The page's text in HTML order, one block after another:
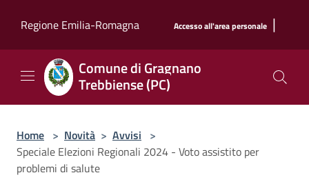
Regione Emilia-Romagna
Accesso all'area personale |
Comune di Gragnano
Trebbiense (PC)
Home > Novità > Avvisi >
Speciale Elezioni Regionali 2024 - Voto assistito per
problemi di salute